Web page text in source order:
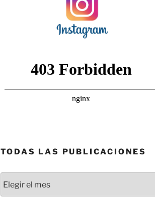
TODAS LAS PUBLICACIONES
las